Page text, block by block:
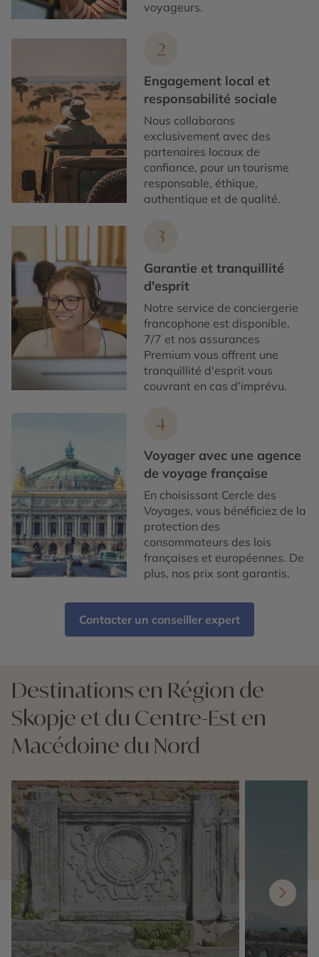
voyageurs.
2
Engagement local et
responsabilité sociale
Nous collaborons
exclusivement avec des
partenaires locaux de
confiance, pour un tourisme
responsable, éthique,
authentique et de qualité.
3
Garantie et tranquillité
d'esprit
Notre service de conciergerie
francophone est disponible,
7/7 et nos assurances
Premium vous offrent une
tranquillité d'esprit vous
couvrant en cas d’imprévu.
4
Voyager avec une agence
de voyage française
En choisissant Cercle des
Voyages, vous bénéficiez de la
protection des
consommateurs des lois
françaises et européennes. De
plus, nos prix sont garantis.
Contacter un conseiller expert
Destinations en Région de
Skopje et du Centre-Est en
Macédoine du Nord